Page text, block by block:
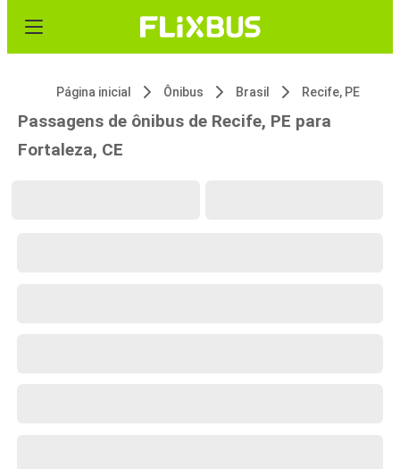
Página inicial Ônibus Brasil Recife, PE
Passagens de ônibus de Recife, PE para
Fortaleza, CE